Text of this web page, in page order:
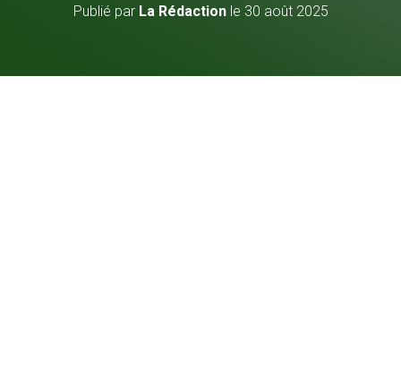
Publié par La Rédactionle 30 août 2025